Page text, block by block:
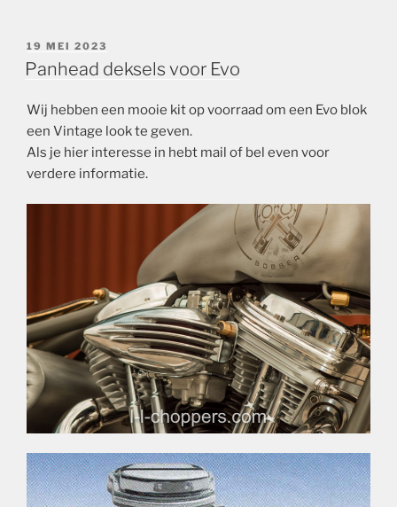
GEPLAATST
OP
19 MEI 2023
Panhead deksels voor Evo
Wij hebben een mooie kit op voorraad om een Evo blok
een Vintage look te geven.
Als je hier interesse in hebt mail of bel even voor
verdere informatie.